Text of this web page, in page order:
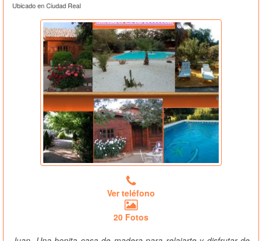
Ubicado en Ciudad Real
Ver teléfono
20 Fotos